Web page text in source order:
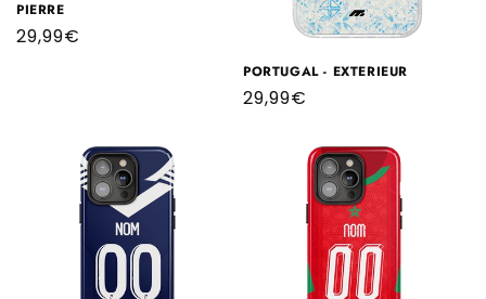
PIERRE
Prix
29,99€
PORTUGAL - EXTERIEUR
Prix
29,99€